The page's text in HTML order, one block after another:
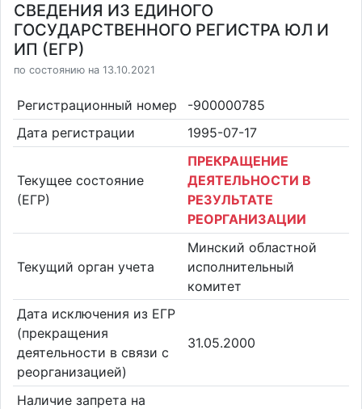
СВЕДЕНИЯ ИЗ ЕДИНОГО
ГОСУДАРСТВЕННОГО РЕГИСТРА ЮЛ И
ИП (ЕГР)
по состоянию на 13.10.2021
Регистрационный номер
-900000785
Дата регистрации
1995-07-17
Текущее состояние
(ЕГР)
ПРЕКРАЩЕНИЕ
ДЕЯТЕЛЬНОСТИ В
РЕЗУЛЬТАТЕ
РЕОРГАНИЗАЦИИ
Текущий орган учета
Минский областной
исполнительный
комитет
Дата исключения из ЕГР
(прекращения
деятельности в связи с
реорганизацией)
31.05.2000
Наличие запрета на